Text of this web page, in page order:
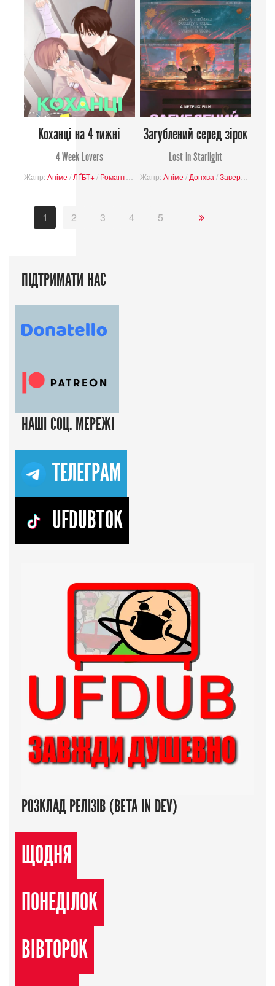
Коханці на 4 тижні
4 Week Lovers
Жанр: Аніме / ЛҐБТ+/ Романтика /Буденність/БЛ
Загублений серед зірок
Lost in Starlight
Жанр: Аніме / Донхва /Завершені проєкти
1 2 3 4 5
ПІДТРИМАТИ НАС
НАШІ СОЦ. МЕРЕЖІ
ТЕЛЕГРАМ
UFDUBTOK
РОЗКЛАД РЕЛІЗІВ (BETA IN DEV)
ЩОДНЯ
ПОНЕДІЛОК
ВІВТОРОК